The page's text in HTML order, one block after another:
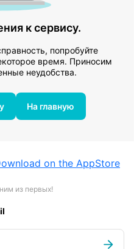
к сервису.
попробуйте
время. Приносим
неудобства.
На главную
из первых!